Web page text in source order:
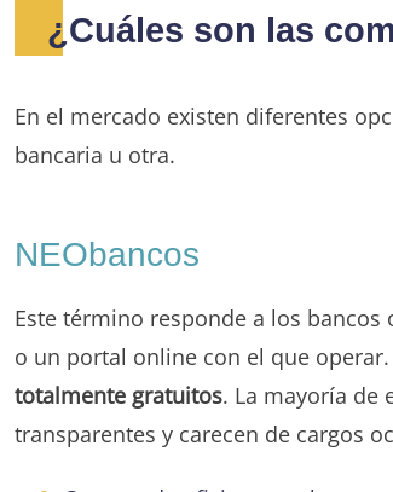
¿Cuáles son las
En el mercado existen diferentes
bancaria u otra.
NEObancos
Este término responde a los
o un portal online con el que
totalmente gratuitos. La mayoría de
transparentes y carecen de cargos